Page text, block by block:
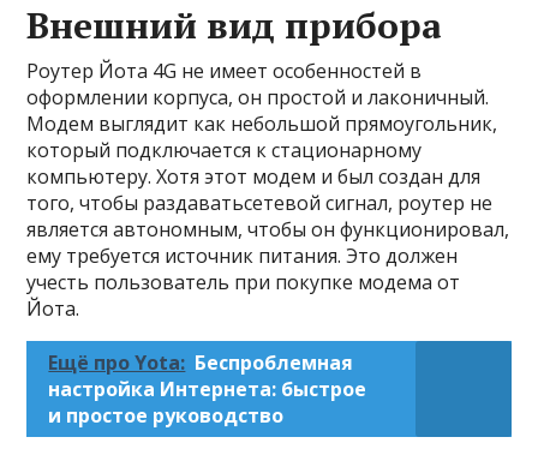
Внешний вид прибора
Роутер Йота 4G не имеет особенностей в
оформлении корпуса, он простой и лаконичный.
Модем выглядит как небольшой прямоугольник,
который подключается к стационарному
компьютеру. Хотя этот модем и был создан для
того, чтобы раздаватьсетевой сигнал, роутер не
является автономным, чтобы он функционировал,
ему требуется источник питания. Это должен
учесть пользователь при покупке модема от
Йота.
Ещё про Yota: Беспроблемная
настройка Интернета: быстрое
и простое руководство